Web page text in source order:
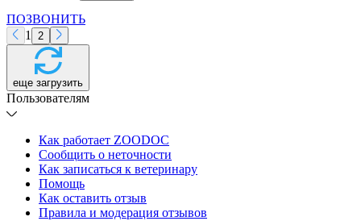
ПОЗВОНИТЬ
1
2
еще загрузить
Пользователям
Как работает ZOODOC
Сообщить о неточности
Как записаться к ветеринару
Помощь
Как оставить отзыв
Правила и модерация отзывов